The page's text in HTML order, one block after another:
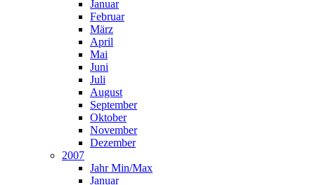
Januar
Februar
März
April
Mai
Juni
Juli
August
September
Oktober
November
Dezember
2007
Jahr Min/Max
Januar